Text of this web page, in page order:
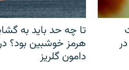
تا چه حد باید به
هرمز خوشبین بود؟
دامون گلریز